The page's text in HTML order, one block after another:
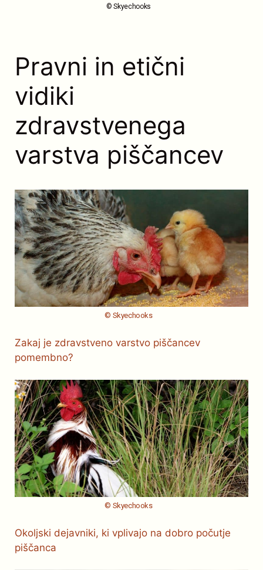
© Skyechooks
Pravni in etični
vidiki
zdravstvenega
varstva piščancev
© Skyechooks
Zakaj je zdravstveno varstvo piščancev
pomembno?
© Skyechooks
Okoljski dejavniki, ki vplivajo na dobro počutje
piščanca